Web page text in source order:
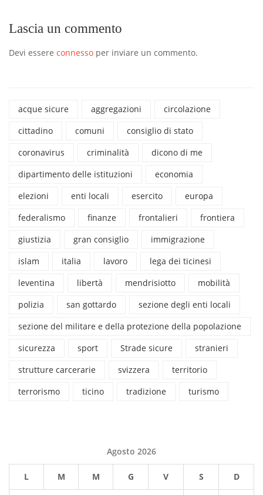
Lascia un commento
Devi essere connesso per inviare un commento.
acque sicure aggregazioni
circolazione
cittadino
comuni
consiglio di stato
coronavirus
criminalità
dicono di me
dipartimento delle istituzioni
economia
elezioni
enti locali esercito
europa
federalismo
finanze frontalieri
frontiera
giustizia
gran consiglio
immigrazione
islam
italia lavoro
lega dei ticinesi
leventina
libertà mendrisiotto
mobilità
polizia
san gottardo
sezione degli enti locali
sezione del militare e della protezione della popolazione
sicurezza
sport Strade sicure
stranieri
strutture carcerarie
svizzera
territorio
terrorismo
ticino tradizione turismo
Agosto 2026
L M M G V S D